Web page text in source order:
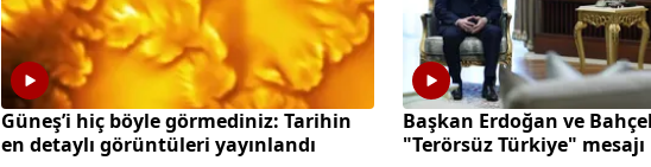
Güneş’i hiç böyle görmediniz: Tarihin
en detaylı görüntüleri yayınlandı
Başkan Erdoğan ve
"Terörsüz Türkiye" mesajı